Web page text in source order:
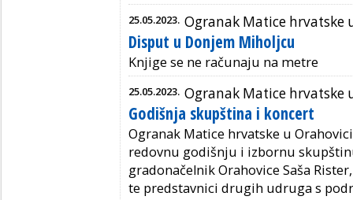
25.05.2023. Ogranak Matice hrvatske
Disput u Donjem Miholjcu
Knjige se ne računaju na metre
25.05.2023. Ogranak Matice hrvatske
Godišnja skupština i koncert
Ogranak Matice hrvatske u
redovnu godišnju i izbornu
gradonačelnik Orahovice Saša
te predstavnici drugih udruga s